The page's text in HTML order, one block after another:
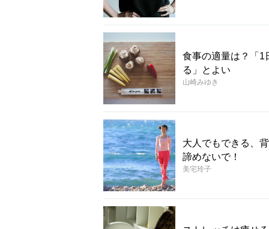
食事の適量は？「1
る」とよい
山崎みゆき
大人でもできる、
諦めないで！
美宅玲子